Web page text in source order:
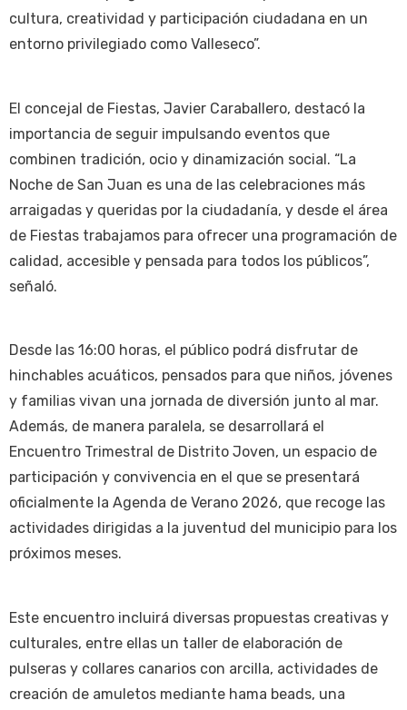
cultura, creatividad y participación ciudadana en un
entorno privilegiado como Valleseco”.
El concejal de Fiestas, Javier Caraballero, destacó la
importancia de seguir impulsando eventos que
combinen tradición, ocio y dinamización social. “La
Noche de San Juan es una de las celebraciones más
arraigadas y queridas por la ciudadanía, y desde el área
de Fiestas trabajamos para ofrecer una programación de
calidad, accesible y pensada para todos los públicos”,
señaló.
Desde las 16:00 horas, el público podrá disfrutar de
hinchables acuáticos, pensados para que niños, jóvenes
y familias vivan una jornada de diversión junto al mar.
Además, de manera paralela, se desarrollará el
Encuentro Trimestral de Distrito Joven, un espacio de
participación y convivencia en el que se presentará
oficialmente la Agenda de Verano 2026, que recoge las
actividades dirigidas a la juventud del municipio para los
próximos meses.
Este encuentro incluirá diversas propuestas creativas y
culturales, entre ellas un taller de elaboración de
pulseras y collares canarios con arcilla, actividades de
creación de amuletos mediante hama beads, una